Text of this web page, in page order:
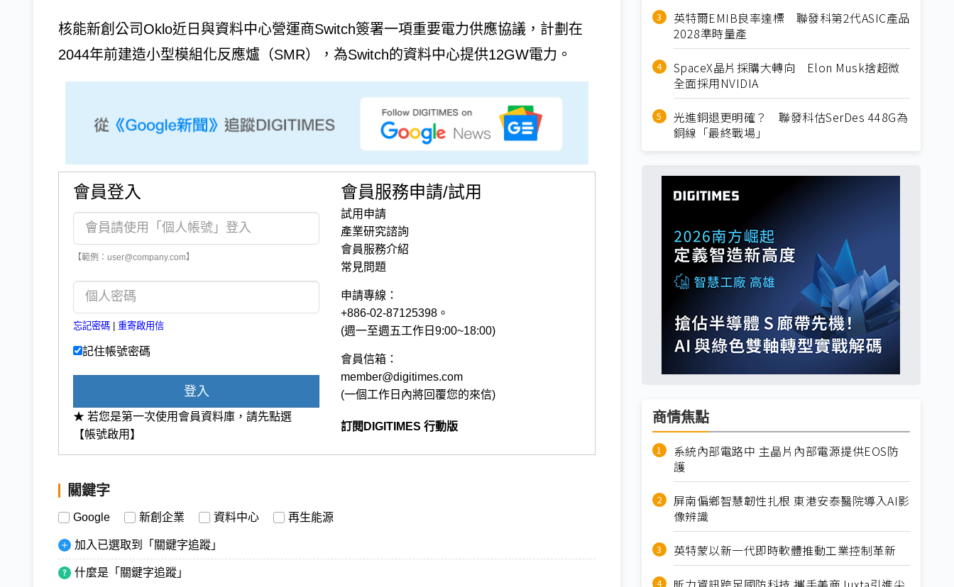
核能新創公司Oklo近日與資料中心營運商Switch簽署一項重要電力供應協議，計劃在
2044年前建造小型模組化反應爐（SMR），為Switch的資料中心提供12GW電力。
會員登入
【範例：user@company.com】
忘記密碼 重寄啟用信
記住帳號密碼
登入
★ 若您是第一次使用會員資料庫，請先點選
【帳號啟用】
會員服務申請/試用
試用申請
產業研究諮詢
會員服務介紹
常見問題
申請專線：
+886-02-87125398。
(週一至週五工作日9:00~18:00)
會員信箱：
member@digitimes.com
(一個工作日內將回覆您的來信)
訂閱DIGITIMES 行動版
關鍵字
Google 新創企業 資料中心 再生能源
加入已選取到「關鍵字追蹤」
什麼是「關鍵字追蹤」
英特爾EMIB良率達標 聯發科第2代ASIC產品
2028準時量產
SpaceX晶片採購大轉向 Elon Musk捨超微
全面採用NVIDIA
光進銅退更明確？ 聯發科估SerDes 448G為
銅線「最終戰場」
商情焦點
系統內部電路中 主晶片內部電源提供EOS防
護
屏南偏鄉智慧韌性扎根 東港安泰醫院導入AI影
像辨識
英特蒙以新一代即時軟體推動工業控制革新